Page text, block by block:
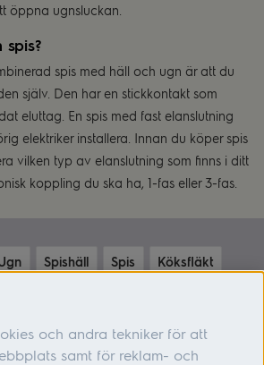
öppna ugnsluckan.
spis?
spis med häll och ugn är att du
själv. Den har en stickkontakt som
eluttag. En spis med fast elanslutning
elektriker installera. Innan du köper spis
vilken typ av elanslutning som finns i ditt
koppling du ska ha, 1-fas eller 3-fas.
Spishäll Spis Köksfläkt
och andra tekniker för att
samt för reklam- och